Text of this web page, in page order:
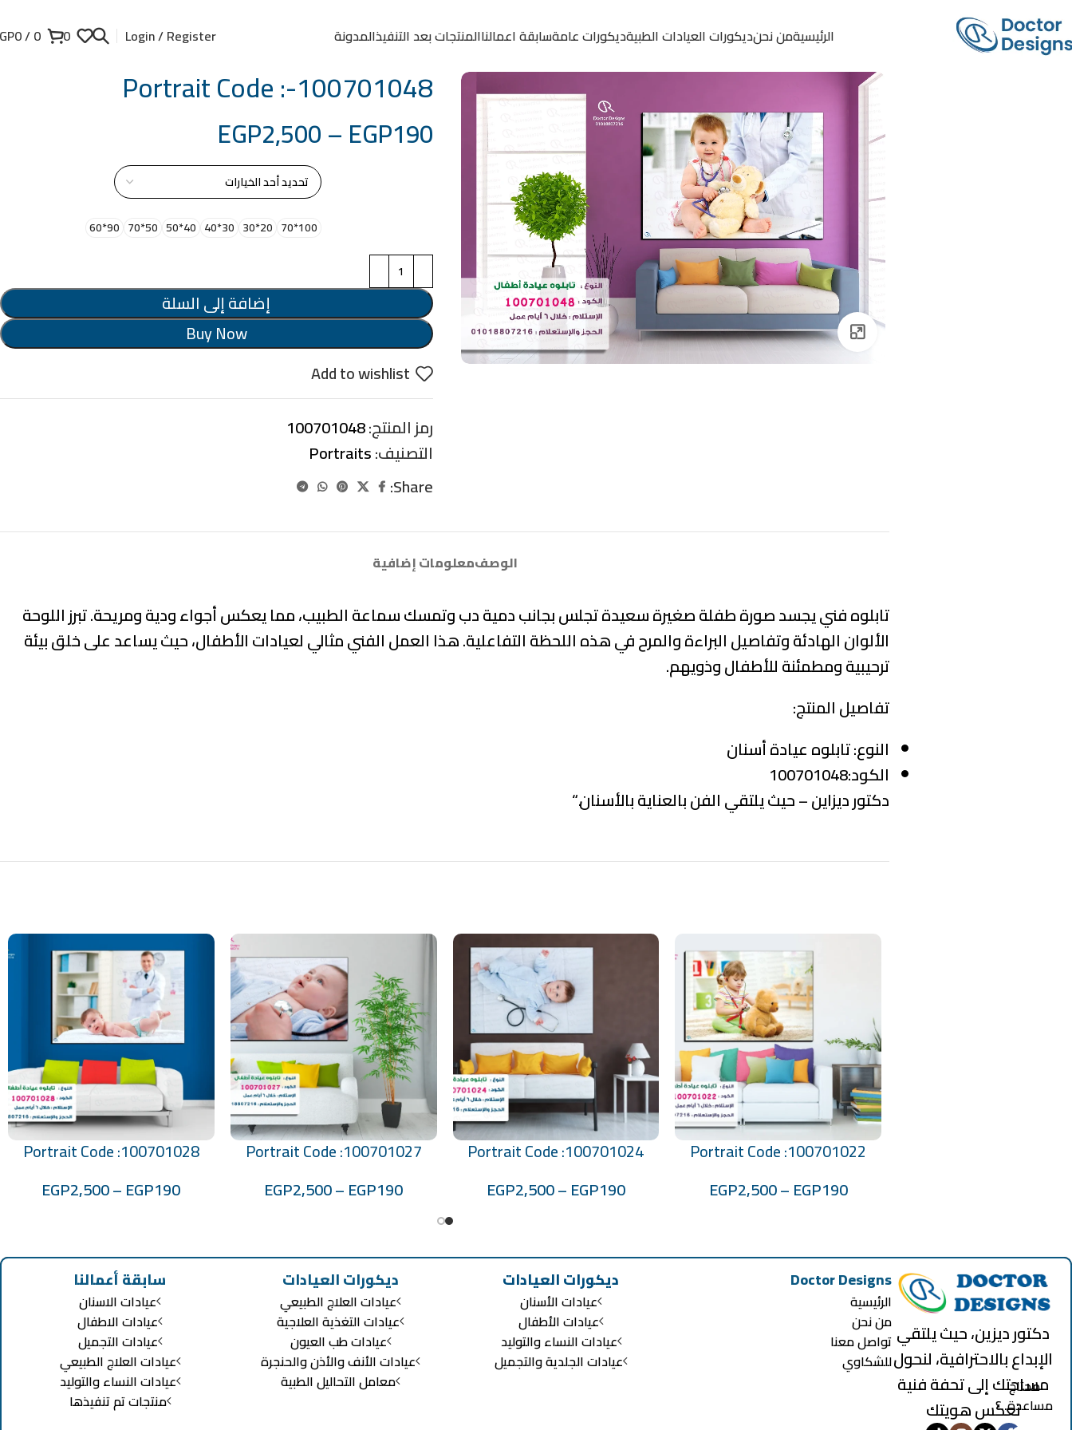
الرئيسيةمن نحنديكورات العيادات الطبيةديكورات عامةسابقة اعمالناالمنتجات بعد التنفيذالمدونة Login / Register
0
0
/
0
Click to enlarge
Portrait Code :-100701048
EGP190
–
EGP2,500
100*70
20*30
30*40
40*50
50*70
90*60
إضافة إلى السلة
Buy Now
Add to wishlist
رمز المنتج:100701048
التصنيف:Portraits
Share:
الوصفمعلومات إضافية
تابلوه فني يجسد صورة طفلة صغيرة سعيدة تجلس بجانب دمية دب وتمسك سماعة الطبيب، مما يعكس أجواء ودية ومريحة. تبرز اللوحة
الألوان الهادئة وتفاصيل البراءة والمرح في هذه اللحظة التفاعلية. هذا العمل الفني مثالي لعيادات الأطفال، حيث يساعد على خلق بيئة
ترحيبية ومطمئنة للأطفال وذويهم.
تفاصيل المنتج:
النوع:تابلوه عيادة أسنان
الكود:100701048
دكتور ديزاين – حيث يلتقي الفن بالعناية بالأسنان.“
تحديد أحد الخيارات
Portrait Code :100701022
EGP190
–
EGP2,500
تحديد أحد الخيارات
Portrait Code :100701024
EGP190
–
EGP2,500
تحديد أحد الخيارات
Portrait Code :100701027
EGP190
–
EGP2,500
تحديد أحد الخيارات
Portrait Code :100701028
EGP190
–
EGP2,500
دكتور ديزين، حيث يلتقي
الإبداع بالاحترافية، لنحول
مساحتك إلى تحفة فنية
تعكس هويتك
Doctor Designs
الرئيسية
من نحن
تواصل معنا
للشكاوي
ديكورات العيادات
عيادات الأسنان
عيادات الأطفال
عيادات النساء والتوليد
عيادات الجلدية والتجميل
ديكورات العيادات
عيادات العلاج الطبيعي
عيادات التغذية العلاجية
عيادات طب العيون
عيادات الأنف والأذن والحنجرة
معامل التحاليل الطبية
سابقة أعمالنا
عيادات الاسنان
عيادات الاطفال
عيادات التجميل
عيادات العلاج الطبيعي
عيادات النساء والتوليد
منتجات تم تنفيذها
محتاج
مساعدة..؟